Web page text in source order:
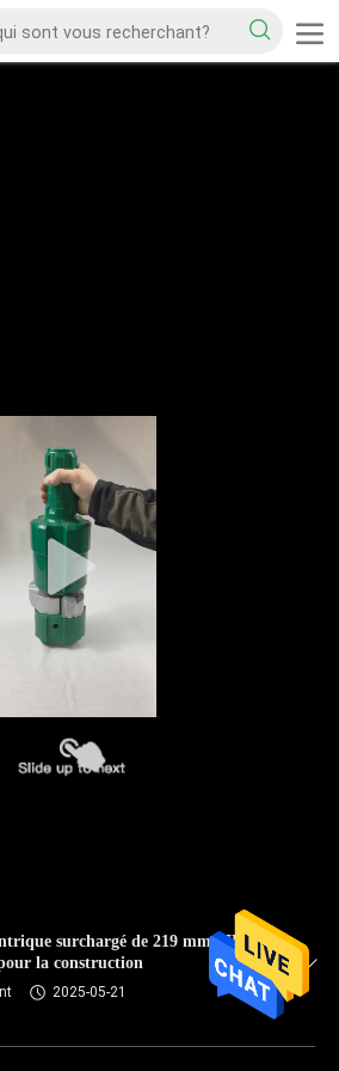
surchargé de 219 mm MK5E
la construction
2025-05-21